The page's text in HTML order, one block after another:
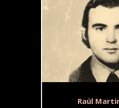
Raúl